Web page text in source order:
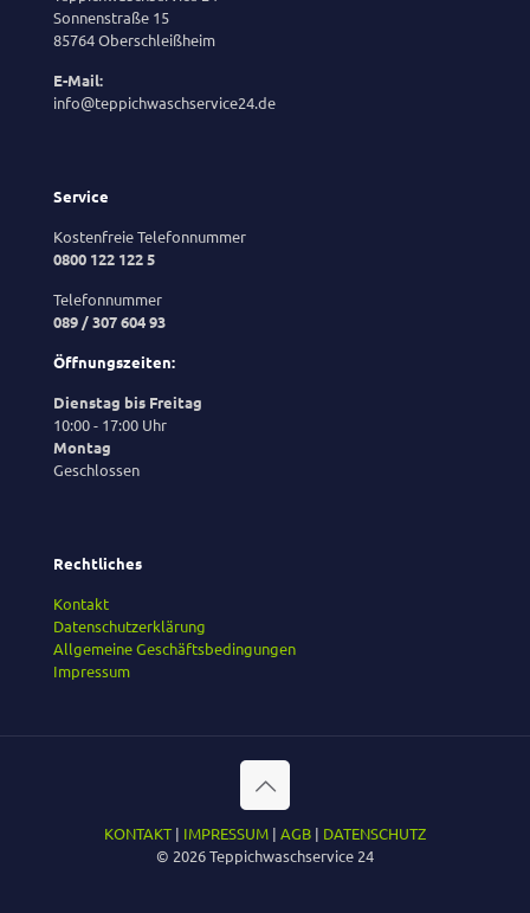
Sonnenstraße 15
85764 Oberschleißheim
E-Mail:
info@teppichwaschservice24.de
Service
Kostenfreie Telefonnummer
0800 122 122 5
Telefonnummer
089 / 307 604 93
Öffnungszeiten:
Dienstag bis Freitag
10:00 - 17:00 Uhr
Montag
Geschlossen
Rechtliches
Kontakt
Datenschutzerklärung
Allgemeine Geschäftsbedingungen
Impressum
KONTAKT| IMPRESSUM | AGB | DATENSCHUTZ
© 2026 Teppichwaschservice 24